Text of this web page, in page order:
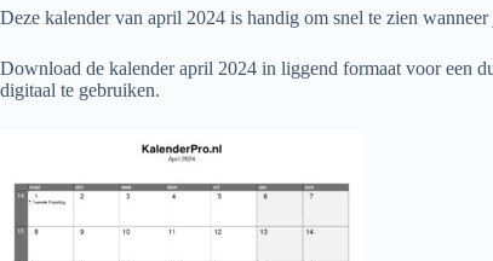
Deze kalender van april 2024 is handig om snel te zien
Download de kalender april 2024 in liggend formaat voor een
digitaal te gebruiken.